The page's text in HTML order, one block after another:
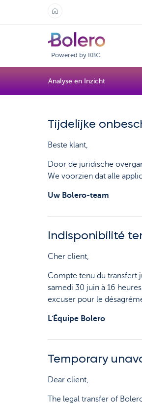
Powered by KBC
Analyse en Inzicht
Tijdelijke
Beste klant,
Door de juridische
We voorzien dat alle
Uw Bolero-team
Indisponibilité
Cher client,
Compte tenu du transfert
samedi 30 juin à 16
excuser pour le
L'Équipe Bolero
Temporary
Dear client,
The legal transfer of